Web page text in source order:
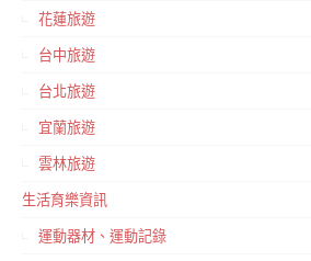
花蓮旅遊
台中旅遊
台北旅遊
宜蘭旅遊
雲林旅遊
生活育樂資訊
運動器材、運動記錄